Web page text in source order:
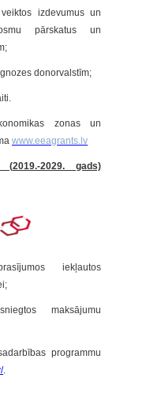
izdevumus un
pārskatus un
donorvalstīm;
zonas un
www.eeagrants.lv
2029. gads)
iekļautos
maksājumu
programmu
.